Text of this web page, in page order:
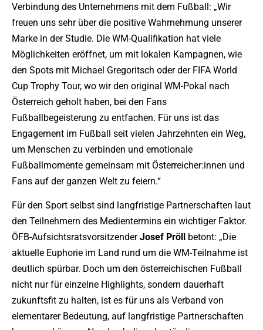
Verbindung des Unternehmens mit dem Fußball: „Wir
freuen uns sehr über die positive Wahrnehmung unserer
Marke in der Studie. Die WM-Qualifikation hat viele
Möglichkeiten eröffnet, um mit lokalen Kampagnen, wie
den Spots mit Michael Gregoritsch oder der FIFA World
Cup Trophy Tour, wo wir den original WM-Pokal nach
Österreich geholt haben, bei den Fans
Fußballbegeisterung zu entfachen. Für uns ist das
Engagement im Fußball seit vielen Jahrzehnten ein Weg,
um Menschen zu verbinden und emotionale
Fußballmomente gemeinsam mit Österreicher:innen und
Fans auf der ganzen Welt zu feiern.“
Für den Sport selbst sind langfristige Partnerschaften laut
den Teilnehmern des Medientermins ein wichtiger Faktor.
ÖFB-AufsichtsratsvorsitzenderJosef Pröll
betont: „Die
aktuelle Euphorie im Land rund um die WM-Teilnahme ist
deutlich spürbar. Doch um den österreichischen Fußball
nicht nur für einzelne Highlights, sondern dauerhaft
zukunftsfit zu halten, ist es für uns als Verband von
elementarer Bedeutung, auf langfristige Partnerschaften